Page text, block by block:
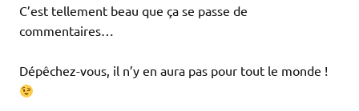
C’est tellement beau que ça se passe de
commentaires…
Dépêchez-vous, il n’y en aura pas pour tout le monde !